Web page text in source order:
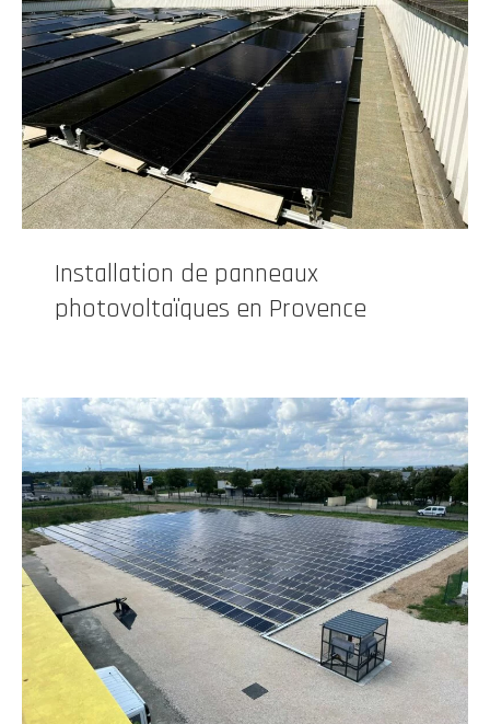
Installation de panneaux
photovoltaïques en Provence